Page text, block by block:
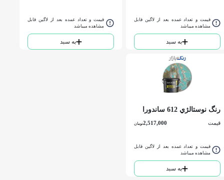
قیمت و تعداد عمده بعد از لاگین قابل
مشاهده میباشد
به سبد
قیمت و تعداد عمده بعد از لاگین قابل
مشاهده میباشد
به سبد
رنگ نوستالژي 612 ساندورا
دبه
قیمت 2,517,000تومان
قیمت و تعداد عمده بعد از لاگین قابل
مشاهده میباشد
به سبد